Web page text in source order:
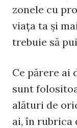
zonele cu
viaţa ta şi
trebuie să
Ce părere ai
sunt
alături de
ai, în rubrica